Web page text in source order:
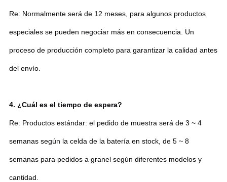
Re: Normalmente será de 12 meses, para algunos productos
especiales se pueden negociar más en consecuencia. Un
proceso de producción completo para garantizar la calidad antes
del envío.
4. ¿Cuál es el tiempo de espera?
Re: Productos estándar: el pedido de muestra será de 3 ~ 4
semanas según la celda de la batería en stock, de 5 ~ 8
semanas para pedidos a granel según diferentes modelos y
cantidad.